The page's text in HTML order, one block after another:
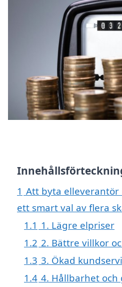
1 Att byta elleverantör
ett smart val av flera
1.1 1. Lägre elpriser
1.2 2. Bättre villkor
1.3 3. Ökad
1.4 4. Hållbarhet